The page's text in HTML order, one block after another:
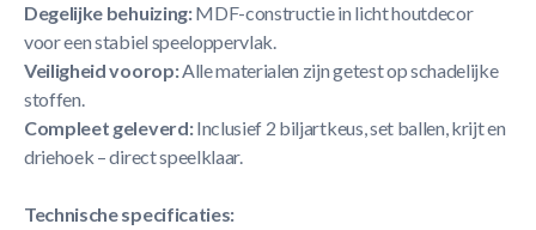
Degelijke behuizing:MDF-constructie in licht houtdecor
voor een stabiel speeloppervlak.
Veiligheid voorop:Alle materialen zijn getest op schadelijke
stoffen.
Compleet geleverd:Inclusief 2 biljartkeus, set ballen, krijt en
driehoek – direct speelklaar.
Technische specificaties: